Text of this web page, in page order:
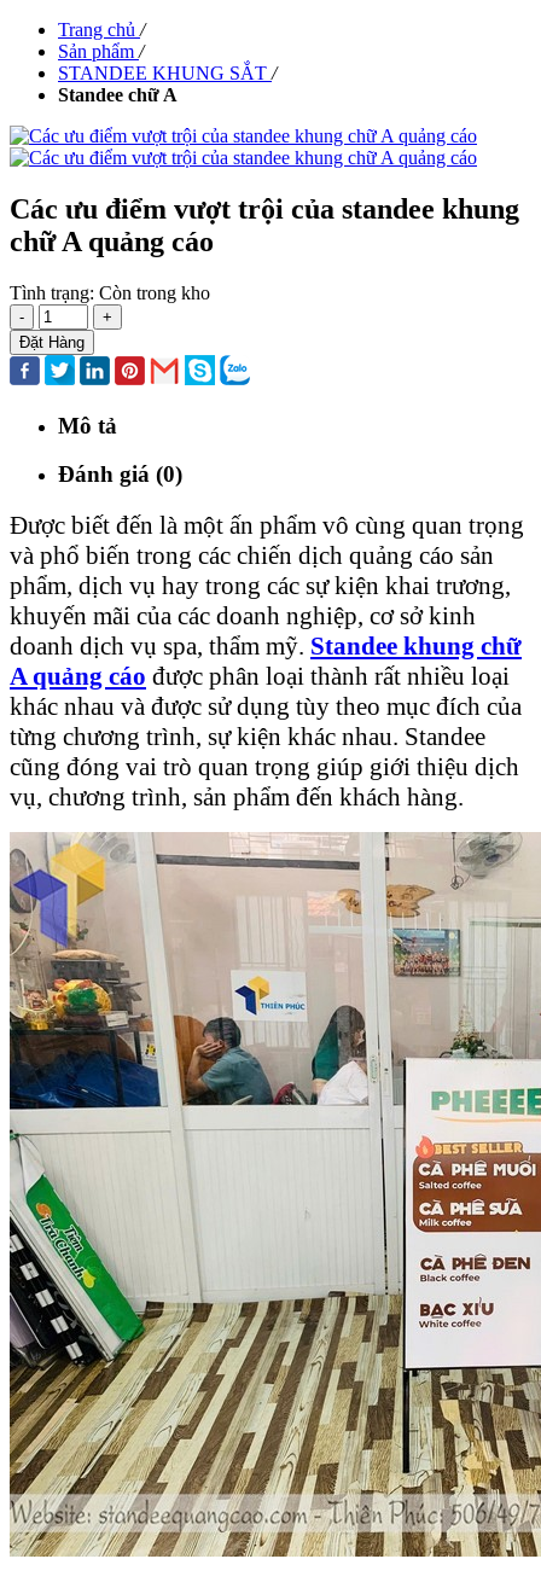
Trang chủ /
Sản phẩm /
STANDEE KHUNG SẮT /
Standee chữ A
Các ưu điểm vượt trội của standee khung
chữ A quảng cáo
Tình trạng: Còn trong kho
-
+
Đặt Hàng
Mô tả
Đánh giá (0)
Được biết đến là một ấn phẩm vô cùng quan trọng
và phổ biến trong các chiến dịch quảng cáo sản
phẩm, dịch vụ hay trong các sự kiện khai trương,
khuyến mãi của các doanh nghiệp, cơ sở kinh
doanh dịch vụ spa, thẩm mỹ. Standee khung chữ
A quảng cáo được phân loại thành rất nhiều loại
khác nhau và được sử dụng tùy theo mục đích của
từng chương trình, sự kiện khác nhau. Standee
cũng đóng vai trò quan trọng giúp giới thiệu dịch
vụ, chương trình, sản phẩm đến khách hàng.